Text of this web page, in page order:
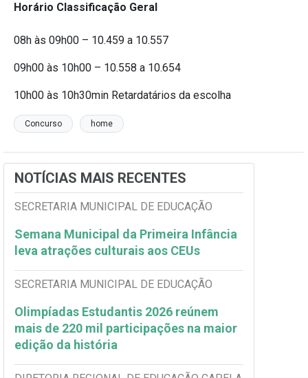
Horário Classificação Geral
08h às 09h00 – 10.459 a 10.557
09h00 às 10h00 – 10.558 a 10.654
10h00 às 10h30min Retardatários da escolha
Concurso home
NOTÍCIAS MAIS RECENTES
SECRETARIA MUNICIPAL DE EDUCAÇÃO
Semana Municipal da Primeira Infância
leva atrações culturais aos CEUs
SECRETARIA MUNICIPAL DE EDUCAÇÃO
Olimpíadas Estudantis 2026 reúnem
mais de 220 mil participações na maior
edição da história